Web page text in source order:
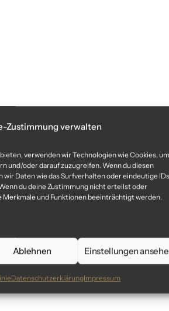
Zustimmung verwalten
verwenden wir Technologien wie Cookies, um
und/oder darauf zuzugreifen. Wenn du diesen
Daten wie das Surfverhalten oder eindeutige IDs
du deine Zustimmung nicht erteilst oder
und Funktionen beeinträchtigt werden.
Ablehnen Einstellungen
DatenschutzerklärungImpressum